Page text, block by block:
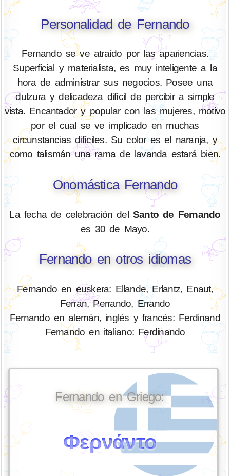
Personalidad de Fernando
Fernando se ve atraído por las apariencias.
Superficial y materialista, es muy inteligente a la
hora de administrar sus negocios. Posee una
dulzura y delicadeza difícil de percibir a simple
vista. Encantador y popular con las mujeres, motivo
por el cual se ve implicado en muchas
circunstancias difíciles. Su color es el naranja, y
como talismán una rama de lavanda estará bien.
Onomástica Fernando
La fecha de celebración delSanto de Fernando
es 30 de Mayo.
Fernando en otros idiomas
Fernando en euskera: Ellande, Erlantz, Enaut,
Ferran, Perrando, Errando
Fernando en alemán, inglés y francés: Ferdinand
Fernando en italiano: Ferdinando
Fernando en Griego:
Φερνάντο